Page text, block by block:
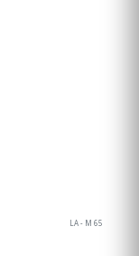
LA - M 65